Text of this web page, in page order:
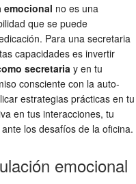
emocional no es una
que se puede
Para una secretaria
capacidades es invertir
secretaria y en tu
consciente con la auto-
estrategias prácticas en tu
en tus interacciones, tu
los desafíos de la oficina.
emocional